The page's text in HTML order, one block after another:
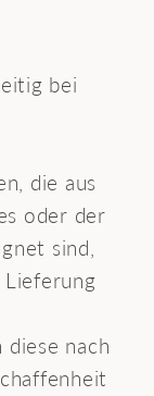
bei
die aus
oder der
sind,
Lieferung
nach